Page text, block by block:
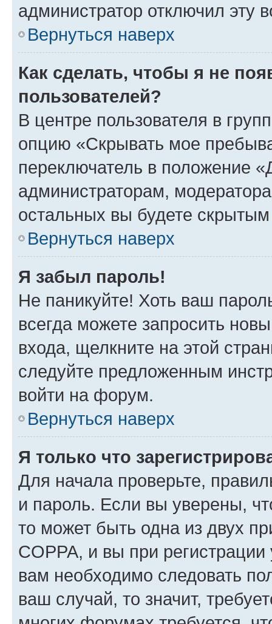
администратор отключил эту
Вернуться наверх
Как сделать, чтобы я не
пользователей?
В центре пользователя в
опцию «Скрывать мое
переключатель в положение
администраторам,
остальных вы будете
Вернуться наверх
Я забыл пароль!
Не паникуйте! Хоть ваш
всегда можете запросить
входа, щелкните на этой
следуйте предложенным
войти на форум.
Вернуться наверх
Я только что
Для начала проверьте,
и пароль. Если вы уверены,
то может быть одна из двух
COPPA, и вы при
вам необходимо следовать
ваш случай, то значит,